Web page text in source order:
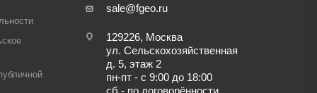
sale@fgeo.ru
129226, Москва
ул. Сельскохозяйственная
д. 5, этаж 2
пн-пт - с 9:00 до 18:00
сб - по договорённости